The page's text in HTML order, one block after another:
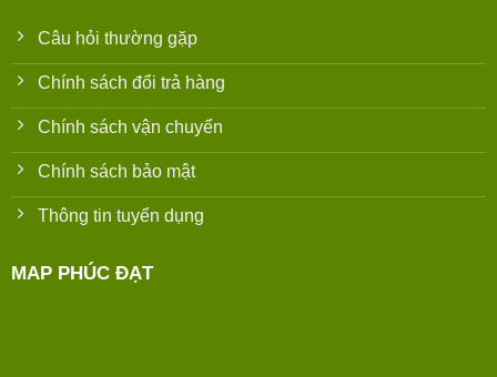
Câu hỏi thường gặp
Chính sách đổi trả hàng
Chính sách vận chuyển
Chính sách bảo mật
Thông tin tuyển dụng
MAP PHÚC ĐẠT